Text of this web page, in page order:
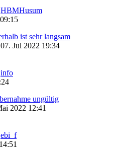
HBMHusum
ist sehr langsam
Jul 2022 19:34
info
ungültig
2022 12:41
ebi_f